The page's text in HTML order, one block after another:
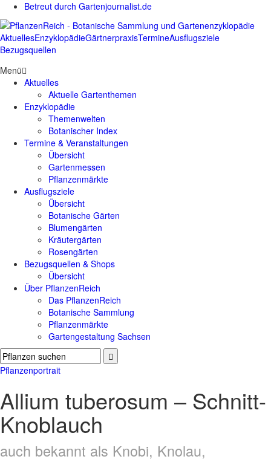
Betreut durch Gartenjournalist.de
AktuellesEnzyklopädieGärtnerpraxisTermineAusflugsziele
Bezugsquellen
Menü
Aktuelles
Aktuelle Gartenthemen
Enzyklopädie
Themenwelten
Botanischer Index
Termine & Veranstaltungen
Übersicht
Gartenmessen
Pflanzenmärkte
Ausflugsziele
Übersicht
Botanische Gärten
Blumengärten
Kräutergärten
Rosengärten
Bezugsquellen & Shops
Übersicht
Über PflanzenReich
Das PflanzenReich
Botanische Sammlung
Pflanzenmärkte
Gartengestaltung Sachsen
Pflanzenportrait
Allium tuberosum – Schnitt-
Knoblauch
auch bekannt als Knobi, Knolau,